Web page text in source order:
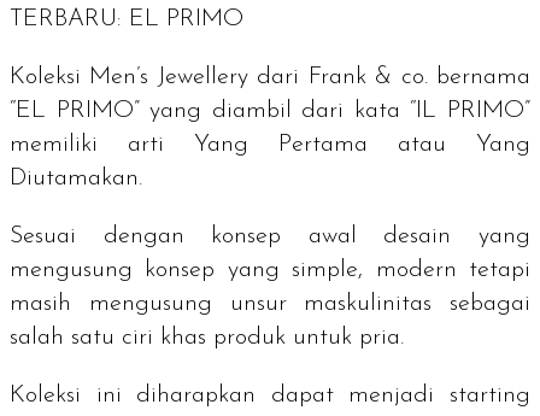
TERBARU: EL PRIMO
Koleksi Men’s Jewellery dari Frank & co. bernama
“EL PRIMO” yang diambil dari kata “IL PRIMO”
memiliki arti Yang Pertama atau Yang
Diutamakan.
Sesuai dengan konsep awal desain yang
mengusung konsep yang simple, modern tetapi
masih mengusung unsur maskulinitas sebagai
salah satu ciri khas produk untuk pria.
Koleksi ini diharapkan dapat menjadi starting